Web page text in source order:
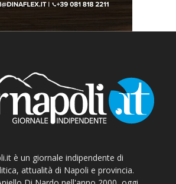
è un giornale indipendente di
attualità di Napoli e provincia.